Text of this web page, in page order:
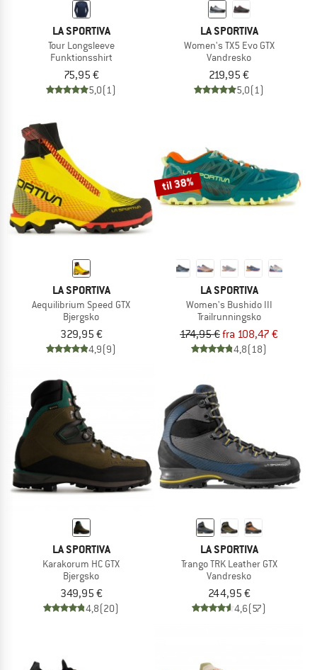
LA SPORTIVA
Tour Longsleeve
Funktionsshirt
75,95 €
5,0(1)
LA SPORTIVA
Women's TX5 Evo GTX
Vandresko
219,95 €
5,0(1)
LA SPORTIVA
Aequilibrium Speed GTX
Bjergsko
329,95 €
4,9(9)
til 38%
LA SPORTIVA
Women's Bushido III
Trailrunningsko
174,95 €fra 108,47 €
4,8(18)
LA SPORTIVA
Karakorum HC GTX
Bjergsko
349,95 €
4,8(20)
LA SPORTIVA
Trango TRK Leather GTX
Vandresko
244,95 €
4,6(57)